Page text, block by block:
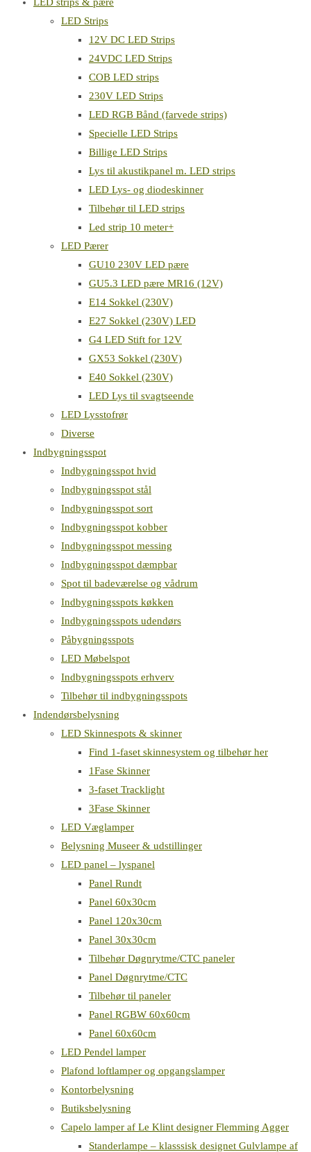
LED Strips
12V DC LED Strips
24VDC LED Strips
COB LED strips
230V LED Strips
LED RGB Bånd (farvede strips)
Specielle LED Strips
Billige LED Strips
Lys til akustikpanel m. LED strips
LED Lys- og diodeskinner
Tilbehør til LED strips
Led strip 10 meter+
LED Pærer
GU10 230V LED pære
GU5.3 LED pære MR16 (12V)
E14 Sokkel (230V)
E27 Sokkel (230V) LED
G4 LED Stift for 12V
GX53 Sokkel (230V)
E40 Sokkel (230V)
LED Lys til svagtseende
LED Lysstofrør
Diverse
Indbygningsspot
Indbygningsspot hvid
Indbygningsspot stål
Indbygningsspot sort
Indbygningsspot kobber
Indbygningsspot messing
Indbygningsspot dæmpbar
Spot til badeværelse og vådrum
Indbygningsspots køkken
Indbygningsspots udendørs
Påbygningsspots
LED Møbelspot
Indbygningsspots erhverv
Tilbehør til indbygningsspots
Indendørsbelysning
LED Skinnespots & skinner
Find 1-faset skinnesystem og tilbehør her
1Fase Skinner
3-faset Tracklight
3Fase Skinner
LED Væglamper
Belysning Museer & udstillinger
LED panel – lyspanel
Panel Rundt
Panel 60x30cm
Panel 120x30cm
Panel 30x30cm
Tilbehør Døgnrytme/CTC paneler
Panel Døgnrytme/CTC
Tilbehør til paneler
Panel RGBW 60x60cm
Panel 60x60cm
LED Pendel lamper
Plafond loftlamper og opgangslamper
Kontorbelysning
Butiksbelysning
Capelo lamper af Le Klint designer Flemming Agger
Standerlampe – klasssisk designet Gulvlampe af